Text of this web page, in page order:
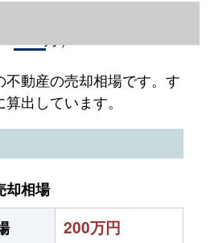
不動産売却情報（2023
動産の売却相場です。す
出しています。
却相場
200万円